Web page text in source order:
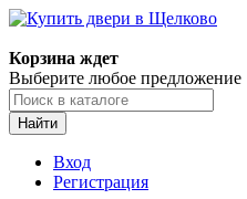
Корзина ждет
Выберите любое предложение
Найти
Вход
Регистрация